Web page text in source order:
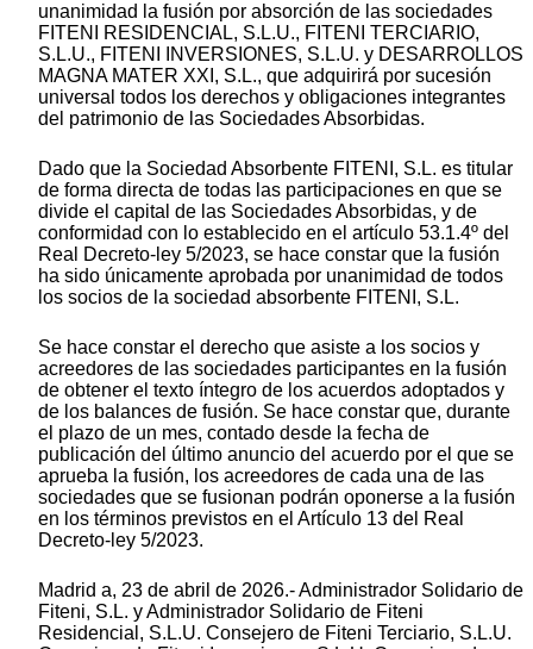
unanimidad la fusión por absorción de las sociedades
FITENI RESIDENCIAL, S.L.U., FITENI TERCIARIO,
S.L.U., FITENI INVERSIONES, S.L.U. y DESARROLLOS
MAGNA MATER XXI, S.L., que adquirirá por sucesión
universal todos los derechos y obligaciones integrantes
del patrimonio de las Sociedades Absorbidas.
Dado que la Sociedad Absorbente FITENI, S.L. es titular
de forma directa de todas las participaciones en que se
divide el capital de las Sociedades Absorbidas, y de
conformidad con lo establecido en el artículo 53.1.4º del
Real Decreto-ley 5/2023, se hace constar que la fusión
ha sido únicamente aprobada por unanimidad de todos
los socios de la sociedad absorbente FITENI, S.L.
Se hace constar el derecho que asiste a los socios y
acreedores de las sociedades participantes en la fusión
de obtener el texto íntegro de los acuerdos adoptados y
de los balances de fusión. Se hace constar que, durante
el plazo de un mes, contado desde la fecha de
publicación del último anuncio del acuerdo por el que se
aprueba la fusión, los acreedores de cada una de las
sociedades que se fusionan podrán oponerse a la fusión
en los términos previstos en el Artículo 13 del Real
Decreto-ley 5/2023.
Madrid a, 23 de abril de 2026.- Administrador Solidario de
Fiteni, S.L. y Administrador Solidario de Fiteni
Residencial, S.L.U. Consejero de Fiteni Terciario, S.L.U.